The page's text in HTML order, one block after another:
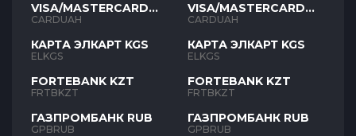
VISA/MASTERCARD
UAH
CARDUAH
КАРТА ЭЛКАРТ KGS
ELKGS
FORTEBANK KZT
FRTBKZT
ГАЗПРОМБАНК RUB
GPBRUB
VISA/MASTERCARD
UAH
CARDUAH
КАРТА ЭЛКАРТ KGS
ELKGS
FORTEBANK KZT
FRTBKZT
ГАЗПРОМБАНК RUB
GPBRUB